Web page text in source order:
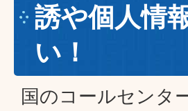
誘や個人情
い！
国のコールセンタ